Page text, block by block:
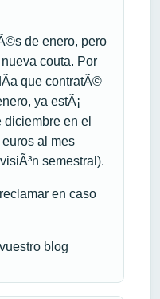
de enero, pero
couta. Por
que contratÃ©
ya estÃ¡
en el
al mes
semestral).
en caso
blog